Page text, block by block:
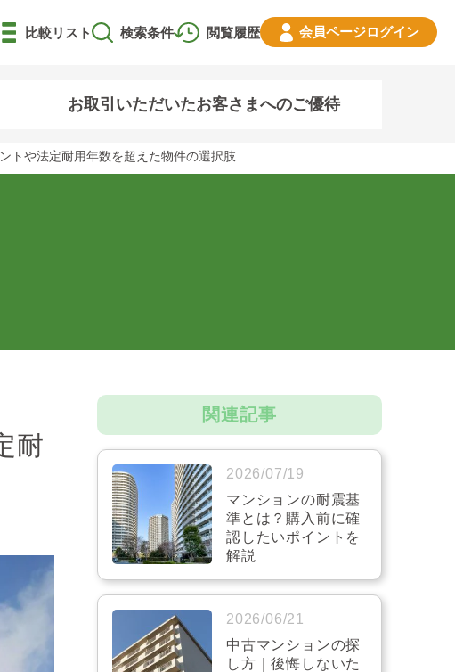
閲覧履歴
比較リスト 検索条件 会員ページログイン
お取引いただいたお客さまへのご優待
トや法定耐用年数を超えた物件の選択肢
耐
関連記事
2026/07/19
マンションの耐震基
準とは？購入前に確
認したいポイントを
解説
2026/06/21
中古マンションの探
し方｜後悔しないた